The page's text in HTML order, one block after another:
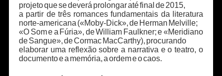
projeto que se deverá prolongar até final de 2015,
a partir de três romances fundamentais da literatura
norte-americana («Moby-Dick», de Herman Melville;
«O Som e a Fúria», de William Faulkner; e «Meridiano
de Sangue», de Cormac MacCarthy), procurando
elaborar uma reflexão sobre a narrativa e o teatro, o
documento e a memória, a ordem e o caos.